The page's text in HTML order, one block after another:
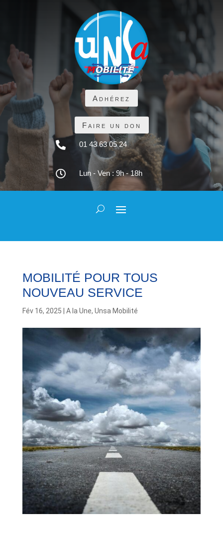
Adhérez
Faire un don
 01 43 63 05 24
 Lun - Ven : 9h - 18h
MOBILITÉ POUR TOUS
NOUVEAU SERVICE
Fév 16, 2025 A la Une, Unsa Mobilité